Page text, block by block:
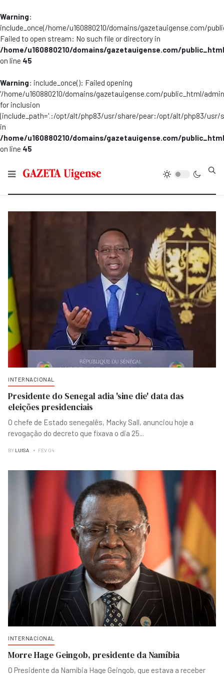
Warning:
include_once(/home/u160880210/domains/gazetauigense.com/
Failed to open stream: No such file or directory in
/home/u160880210/domains/gazetauigense.com/
on line 45
Warning: include_once(): Failed opening
'/home/u160880210/domains/gazetauigense.com/public_html/
for inclusion
(include_path='.:/opt/alt/php83/usr/share/pear:/opt/alt/php83/
in
/home/u160880210/domains/gazetauigense.com/
on line 45
INTERNACIONAL
Presidente do Senegal adia 'sine die' data das
eleições presidenciais
O chefe de Estado senegalês, Macky Sall, anunciou hoje a
revogação do decreto que fixava o dia 25...
BY LUISA FEV 04
INTERNACIONAL
Morre Hage Geingob, presidente da Namíbia
O Presidente da Namíbia Hage Geingob, que estava a receber